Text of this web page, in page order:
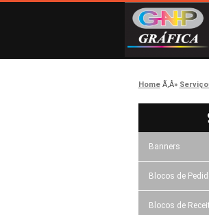
Home
Banners
Blocos de
Blocos de